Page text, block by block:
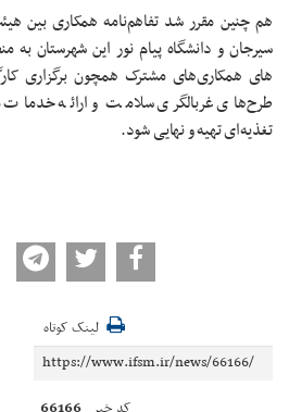
هم چنین مقرر شد تفاهم‌نامه همکاری بین
سیرجان و دانشگاه پیام نور این شهرستان به
های همکاری‌های مشترک همچون برگزاری
طرح‌های غربالگری سلامت و ارائه خدمات
تغذیه‌ای تهیه و نهایی شود.
لینک کوتاه